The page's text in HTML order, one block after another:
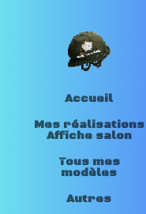
Accueil
Mes réalisations
Affiche salon
Tous mes
modèles
Autres